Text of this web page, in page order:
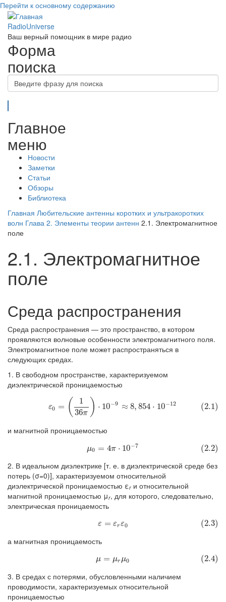
Перейти к основному содержанию
RadioUniverse
Ваш верный помощник в мире радио
Форма
поиска
Главное
меню
Новости
Заметки
Статьи
Обзоры
Библиотека
Главная Любительские антенны коротких и ультракоротких
волн Глава 2. Элементы теории антенн 2.1. Электромагнитное
поле
2.1. Электромагнитное
поле
Среда распространения
Среда распространения — это пространство, в котором
проявляются волновые особенности электромагнитного поля.
Электромагнитное поле может распространяться в
следующих средах.
1. В свободном пространстве, характеризуемом
диэлектрической проницаемостью
ε0 = (
1
36π ) ⋅ 10−9 ≈ 8, 854 ⋅ 10−12 (2.1)
(2.1)ε 0= 136 π) ⋅10− 8, 854 ⋅10 − 12
и магнитной проницаемостью
μ0 = 4π ⋅ 10−7 (2.2)
(2.2)μ 0=4 π ⋅10−7
2. В идеальном диэлектрике [т. е. в диэлектрической среде без
потерь (σ=0)], характеризуемом относительной
диэлектрической проницаемостью εr и относительной
магнитной проницаемостью μr, для которого, следовательно,
электрическая проницаемость
ε = εrε0 (2.3)
(2.3)ε =εrε
а магнитная проницаемость
μ = μr μ0 (2.4)
(2.4)μ =μrμ
3. В средах с потерями, обусловленными наличием
проводимости, характеризуемых относительной
проницаемостью